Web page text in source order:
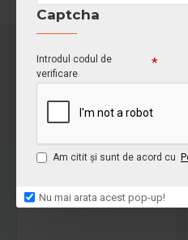
Captcha
Introdul codul de
verificare
Am citit şi sunt de acord cu
Nu mai arata acest pop-up!